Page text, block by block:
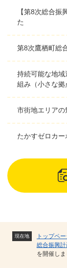
現在地 トップペー
総合振興
を開催しま
【第8次総合振
た
第8次鷹栖町総
持続可能な地域
組み（小さな拠
市街地エリア
たかすゼロカー